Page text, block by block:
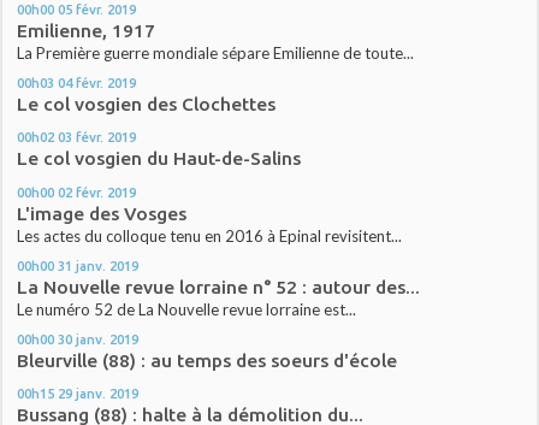
00h00 05 févr. 2019
Emilienne, 1917
La Première guerre mondiale sépare Emilienne de toute...
00h03 04 févr. 2019
Le col vosgien des Clochettes
00h02 03 févr. 2019
Le col vosgien du Haut-de-Salins
00h00 02 févr. 2019
L'image des Vosges
Les actes du colloque tenu en 2016 à Epinal revisitent...
00h00 31 janv. 2019
La Nouvelle revue lorraine n° 52 : autour des...
Le numéro 52 de La Nouvelle revue lorraine est...
00h00 30 janv. 2019
Bleurville (88) : au temps des soeurs d'école
00h15 29 janv. 2019
Bussang (88) : halte à la démolition du...